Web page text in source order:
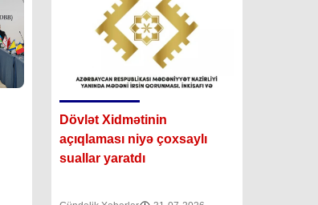
Dövlət Xidmətinin
açıqlaması niyə çoxsaylı
suallar yaratdı